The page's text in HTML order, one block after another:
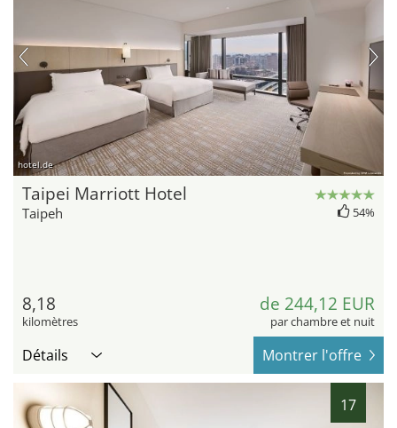
hotel.de
Taipei Marriott Hotel
Taipeh 54%
8,18
kilomètres
de 244,12 EUR
par chambre et nuit
Détails Montrer l'offre
17